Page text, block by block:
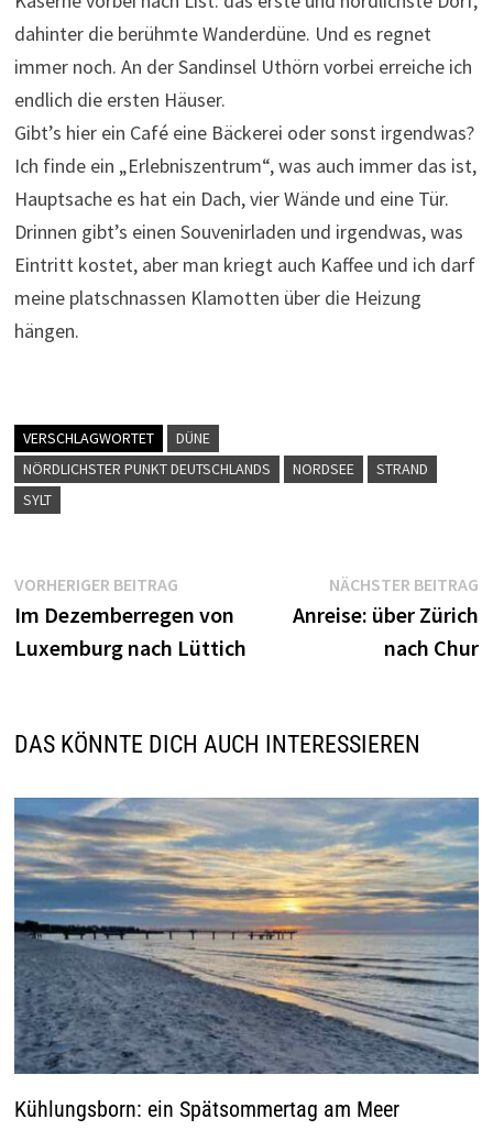
dahinter die berühmte Wanderdüne. Und es regnet
immer noch. An der Sandinsel Uthörn vorbei erreiche ich
endlich die ersten Häuser.
Gibt’s hier ein Café eine Bäckerei oder sonst irgendwas?
Ich finde ein „Erlebniszentrum“, was auch immer das ist,
Hauptsache es hat ein Dach, vier Wände und eine Tür.
Drinnen gibt’s einen Souvenirladen und irgendwas, was
Eintritt kostet, aber man kriegt auch Kaffee und ich darf
meine platschnassen Klamotten über die Heizung
hängen.
VERSCHLAGWORTET
DÜNE
NÖRDLICHSTER PUNKT DEUTSCHLANDS
NORDSEE
STRAND
SYLT
Beitragsnavigation
VORHERIGER BEITRAGVorheriger
Beitrag:
Im Dezemberregen von
Luxemburg nach Lüttich
NÄCHSTER BEITRAG
Anreise: über Zürich
nach Chur
DAS KÖNNTE DICH AUCH INTERESSIEREN
Kühlungsborn: ein Spätsommertag am Meer